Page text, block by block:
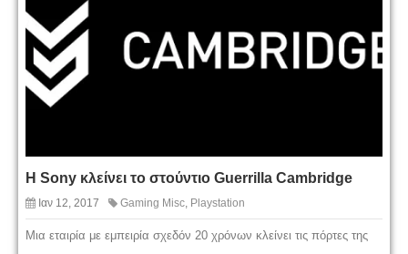
Η Sony κλείνει το στούντιο Guerrilla Cambridge
Ιαν 12, 2017 Gaming Misc, Playstation
Μια εταιρία με εμπειρία σχεδόν 20 χρόνων κλείνει τις πόρτες της